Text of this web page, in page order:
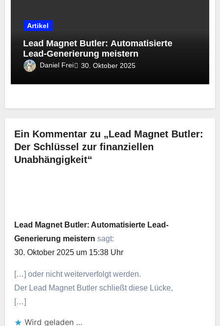
Artikel
Lead Magnet Butler: Automatisierte
Lead-Generierung meistern
Daniel Frei 30. Oktober 2025
Ein Kommentar zu „Lead Magnet Butler:
Der Schlüssel zur finanziellen
Unabhängigkeit“
Lead Magnet Butler: Automatisierte Lead-
Generierung meistern sagt:
30. Oktober 2025 um 15:38 Uhr
[…] o‬der n‬icht weiterverfolgt werden.
D‬er Lead Magnet Butler schließt d‬iese Lücke,
[…]
Wird geladen …